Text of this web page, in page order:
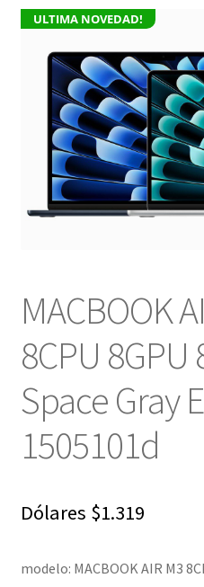
NOSOTROS
SERVICIOS
CONTACTO
ULTIMA NOVEDAD!
MACBOOK
8CPU 8GPU
Space Gray
1505101d
Dólares $1.319
modelo: MACBOOK AIR M3